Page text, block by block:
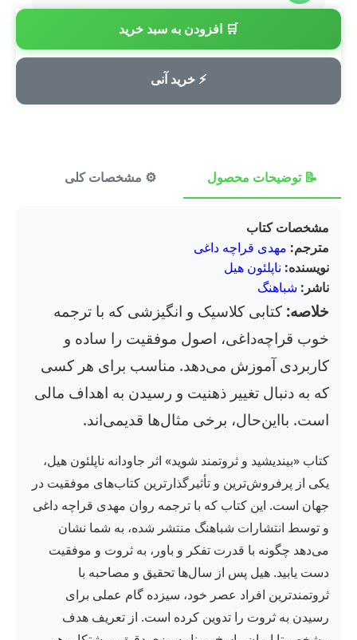
🛒 افزودن به سبد خرید
⚡ خرید آنی
💳 پرداخت امن
📝 توضیحات محصول ⚙️ مشخصات کلی
مشخصات کتاب
مترجم: مهدی قراچه داغی
نویسنده: ناپلئون هیل
ناشر: شباهنگ
خلاصه: کتابی کلاسیک و انگیزشی که با ترجمه
خوب قراچه‌داغی، اصول موفقیت را ساده و
کاربردی آموزش می‌دهد. مناسب برای هر کسی
که به دنبال تغییر ذهنیت و رسیدن به اهداف مالی
است. بااین‌حال، برخی مثال‌ها قدیمی‌اند.
کتاب «بیندیشید و ثروتمند شوید» اثر جاودانه ناپلئون هیل،
یکی از پرفروش‌ترین و تأثیرگذارترین کتاب‌های موفقیت در
جهان است. این کتاب که با ترجمه روان مهدی قراچه داغی
و توسط انتشارات شباهنگ منتشر شده، به شما نشان
می‌دهد چگونه با قدرت تفکر و باور، به ثروت و موفقیت
دست یابید. هیل پس از سال‌ها تحقیق و مصاحبه با
ثروتمندترین افراد عصر خود، سیزده گام عملی برای
رسیدن به ثروت را تدوین کرده است. از تعریف هدف